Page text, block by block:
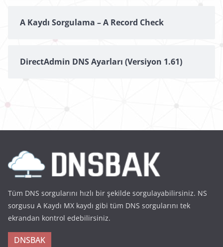
A Kaydı Sorgulama – A Record Check
DirectAdmin DNS Ayarları (Versiyon 1.61)
Tüm DNS sorgularını hızlı bir şekilde sorgulayabilirsiniz. NS
sorgusu A Kaydı MX kaydı gibi tüm DNS sorgularını tek
ekrandan kontrol edebilirsiniz.
DNSBAK